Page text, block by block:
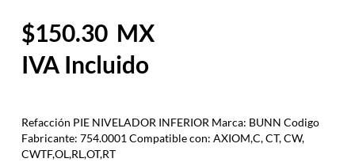
150.30
Refacción PIE NIVELADOR INFERIOR Marca: BUNN Codigo
Fabricante: 754.0001 Compatible con: AXIOM,C, CT, CW,
CWTF,OL,RL,OT,RT